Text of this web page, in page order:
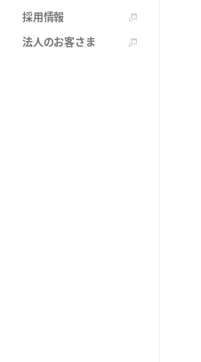
採用情報
法人のお客さま